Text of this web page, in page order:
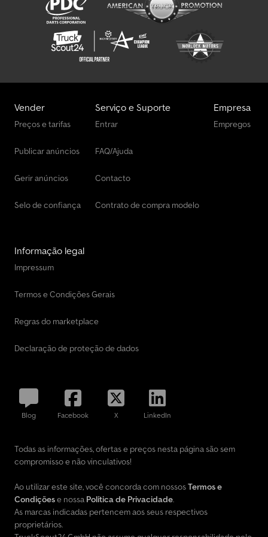
Vender
Preços e tarifas
Publicar anúncios
Gerir anúncios
Selo de confiança
Serviço e Suporte
Entrar
FAQ/Ajuda
Contacto
Contrato de compra modelo
Empresa
Empregos
Informação legal
Impressum
Termos e Condições Gerais
Regras do marketplace
Declaração de proteção de dados
Blog Facebook X LinkedIn
Todas as informações, ofertas e preços nesta página são sem
compromisso e não vinculativos!
Ao utilizar este site, você concorda com nossosTermos e
Condiçõese nossa Política de Privacidade.
As marcas indicadas pertencem aos seus respectivos
proprietários.